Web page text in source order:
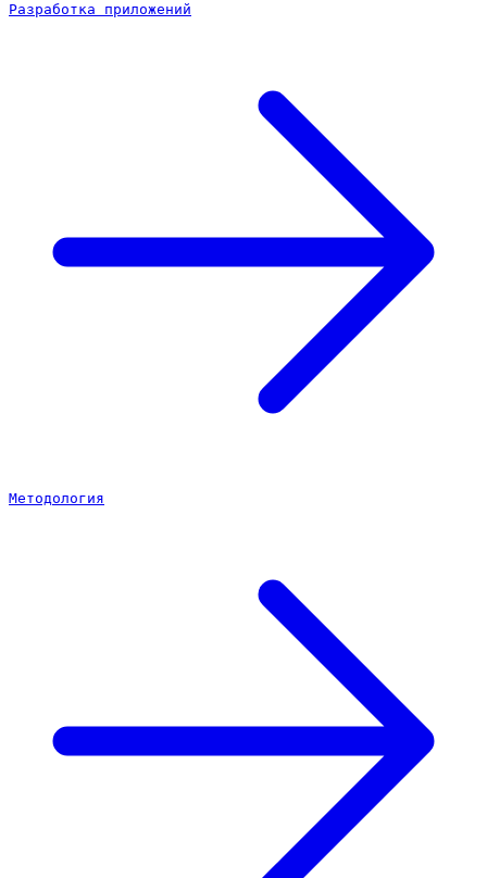
Разработка приложений
Методология